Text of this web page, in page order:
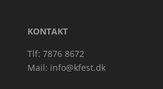
KONTAKT
Tlf: 7876 8672
Mail: info@kfest.dk